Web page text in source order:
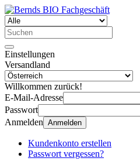
Einstellungen
Versandland
Willkommen zurück!
E-Mail-Adresse
Passwort
Anmelden Anmelden
Kundenkonto erstellen
Passwort vergessen?